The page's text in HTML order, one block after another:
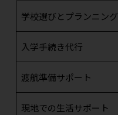
学校選びとプランニング
入学手続き代行
渡航準備サポート
現地での生活サポート